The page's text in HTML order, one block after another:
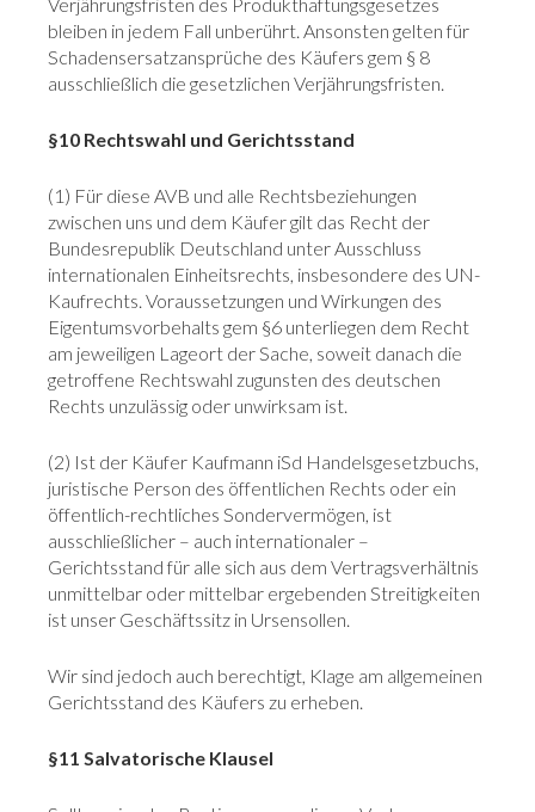
bleiben in jedem Fall unberührt. Ansonsten gelten für
Schadensersatzansprüche des Käufers gem § 8
ausschließlich die gesetzlichen Verjährungsfristen.
§10 Rechtswahl und Gerichtsstand
(1) Für diese AVB und alle Rechtsbeziehungen
zwischen uns und dem Käufer gilt das Recht der
Bundesrepublik Deutschland unter Ausschluss
internationalen Einheitsrechts, insbesondere des UN-
Kaufrechts. Voraussetzungen und Wirkungen des
Eigentumsvorbehalts gem §6 unterliegen dem Recht
am jeweiligen Lageort der Sache, soweit danach die
getroffene Rechtswahl zugunsten des deutschen
Rechts unzulässig oder unwirksam ist.
(2) Ist der Käufer Kaufmann iSd Handelsgesetzbuchs,
juristische Person des öffentlichen Rechts oder ein
öffentlich-rechtliches Sondervermögen, ist
ausschließlicher – auch internationaler –
Gerichtsstand für alle sich aus dem Vertragsverhältnis
unmittelbar oder mittelbar ergebenden Streitigkeiten
ist unser Geschäftssitz in Ursensollen.
Wir sind jedoch auch berechtigt, Klage am allgemeinen
Gerichtsstand des Käufers zu erheben.
§11 Salvatorische Klausel